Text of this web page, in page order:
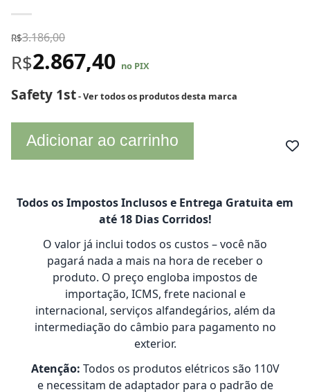
R$3.186,00
R$2.867,40 no PIX
Safety 1st- Ver todos os produtos desta marca
Adicionar ao carrinho
Todos os Impostos Inclusos e Entrega Gratuita em
até 18 Dias Corridos!
O valor já inclui todos os custos – você não
pagará nada a mais na hora de receber o
produto. O preço engloba impostos de
importação, ICMS, frete nacional e
internacional, serviços alfandegários, além da
intermediação do câmbio para pagamento no
exterior.
Atenção: Todos os produtos elétricos são 110V
e necessitam de adaptador para o padrão de